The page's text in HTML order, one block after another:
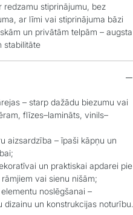
redzamu stiprinājumu, bez
ar līmi vai stiprinājuma bāzi
un privātām telpām – augsta
stabilitāte
– starp dažādu biezumu vai
flīzes–lamināts, vinils–
aizsardzība – īpaši kāpņu un
un praktiskai apdarei pie
vai sienu nišām;
noslēgšanai –
dizainu un konstrukcijas noturību.